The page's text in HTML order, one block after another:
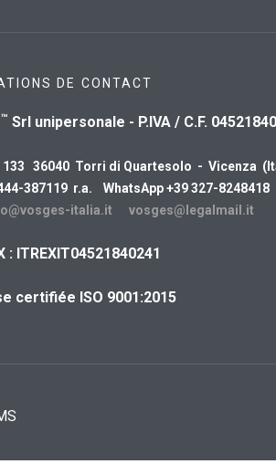
DE CONTACT
Srl unipersonale - P.IVA / C.F.
133 36040 Torri di Quartesolo - Vicenza
387119 r.a. WhatsApp +39 327-8248418
italia.it vosges@legalmail.it
: ITREXIT04521840241
certifiée ISO 9001:2015